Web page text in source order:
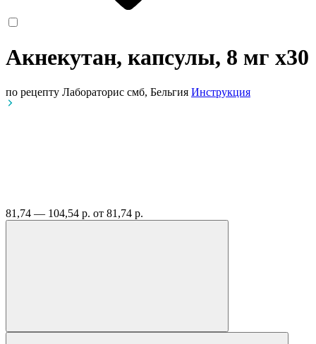
Акнекутан, капсулы, 8 мг x30
по рецепту Лабораторис смб, Бельгия Инструкция
81,74 — 104,54 р. от 81,74 р.